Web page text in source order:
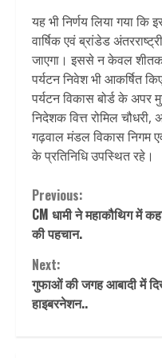
यह भी निर्णय लिया गया कि
वार्षिक एवं ब्रांडेड
जाएगा। इससे न केवल
पर्यटन निवेश भी आकर्षित
पर्यटन विकास बोर्ड के अपर
निदेशक वित्त रोमिल
गढ़वाल मंडल विकास निगम
के प्रतिनिधि उपस्थित रहे।
Continue
Reading
Previous:
CM धामी ने महाकौथिग में
की पहचान.
Next:
गुफाओं की जगह आबादी में
हाइबरनेशन..